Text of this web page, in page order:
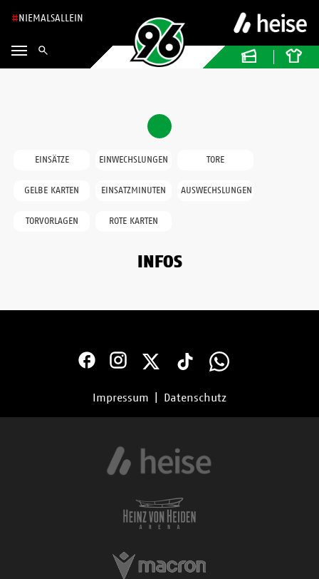
NIEMALSALLEIN
EINSÄTZE EINWECHSLUNGEN TORE
GELBE KARTEN EINSATZMINUTEN AUSWECHSLUNGEN
TORVORLAGEN ROTE KARTEN
INFOS
Impressum Datenschutz